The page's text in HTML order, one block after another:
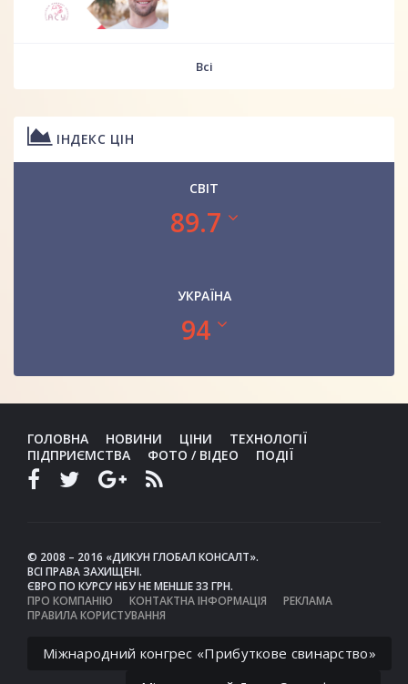
Всі
ІНДЕКС ЦІН
СВІТ
89.7
УКРАЇНА
94
ГОЛОВНА НОВИНИ ЦІНИ
ТЕХНОЛОГІЇ
ПІДПРИЄМСТВА
ФОТО / ВІДЕО ПОДІЇ
© 2008 – 2016 «ДИКУН ГЛОБАЛ КОНСАЛТ».
ВСІ ПРАВА ЗАХИЩЕНІ.
ЄВРО ПО КУРСУ НБУ НЕ МЕНШЕ 33 ГРН.
ПРО КОМПАНІЮ
КОНТАКТНА ІНФОРМАЦІЯ
РЕКЛАМА
ПРАВИЛА КОРИСТУВАННЯ
Міжнародний конгрес «Прибуткове свинарство»